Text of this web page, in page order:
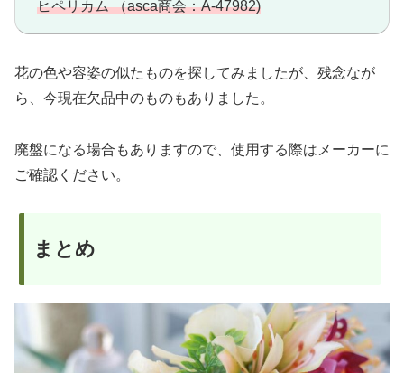
ヒペリカム （asca商会：A-47982)
花の色や容姿の似たものを探してみましたが、残念なが
ら、今現在欠品中のものもありました。
廃盤になる場合もありますので、使用する際はメーカーに
ご確認ください。
まとめ